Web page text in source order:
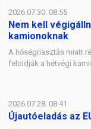
2026.07.30. 08:55
Nem kell
kamionoknak
A hőségriasztás miatt
feloldják a hétvégi
2026.07.28. 08:41
Újautóeladás az